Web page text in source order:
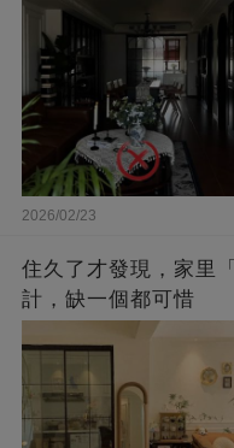
2026/02/23
住久了才發現，家里
計，缺一個都可惜